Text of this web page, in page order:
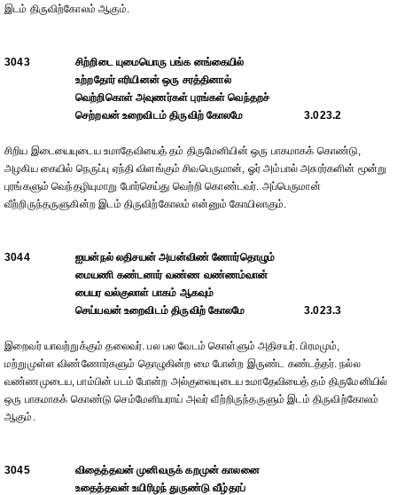
இடம் திருவிற்கோலம் ஆகும்.
3043
சிற்றிடை யுமையொரு பங்க னங்கையில்
உற்றதோர் எரியினன் ஒரு சரத்தினால்
வெற்றிகொள் அவுணர்கள் புரங்கள் வெந்தறச்
செற்றவன் உறைவிடம் திருவிற் கோலமே
3.023.2
சிறிய இடையையுடைய உமாதேவியைத் தம் திருமேனியின் ஒரு பாகமாகக் கொண்டு,
அழகிய கையில் நெருப்பு ஏந்தி விளங்கும் சிவபெருமான், ஓர் அம்பால் அசுரர்களின் மூன்று
புரங்களும் வெந்தழியுமாறு போர்செய்து வெற்றி கொண்டவர். அப்பெருமான்
வீற்றிருந்தருளுகின்ற இடம் திருவிற்கோலம் என்னும் கோயிலாகும்.
3044
ஐயன்நல் லதிசயன் அயன்விண் ணோர்தொழும்
மையணி கண்டனார் வண்ண வண்ணம்வான்
பையர வல்குலாள் பாகம் ஆகவும்
செய்யவன் உறைவிடம் திருவிற் கோலமே
3.023.3
இறைவர் யாவற்றுக்கும் தலைவர். பல பல வேடம் கொள்ளும் அதிசயர். பிரமமும்,
மற்றுமுள்ள விண்ணோர்களும் தொழுகின்ற மை போன்ற இருண்ட கண்டத்தர். நல்ல
வண்ணமுடைய, பாம்பின் படம் போன்ற அல்குலையுடைய உமாதேவியைத் தம் திருமேனியில்
ஒரு பாகமாகக் கொண்டு செம்மேனியராய் அவர் வீற்றிருந்தருளும் இடம் திருவிற்கோலம்
ஆகும்.
3045
விதைத்தவன் முனிவருக் கறமுன் காலனை
உதைத்தவன் உயிரிழந் துருண்டு வீழ்தரப்